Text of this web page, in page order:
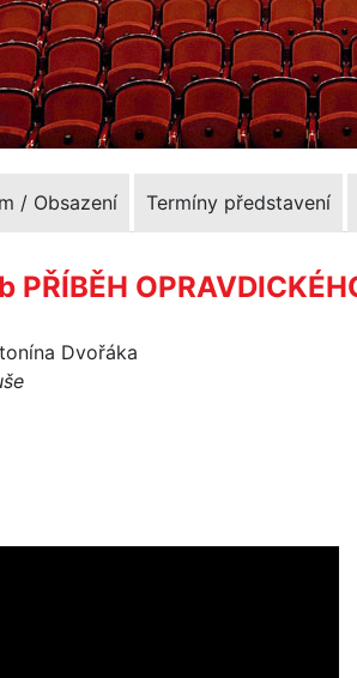
/ Obsazení Termíny představení
PŘÍBĚH
Dvořáka